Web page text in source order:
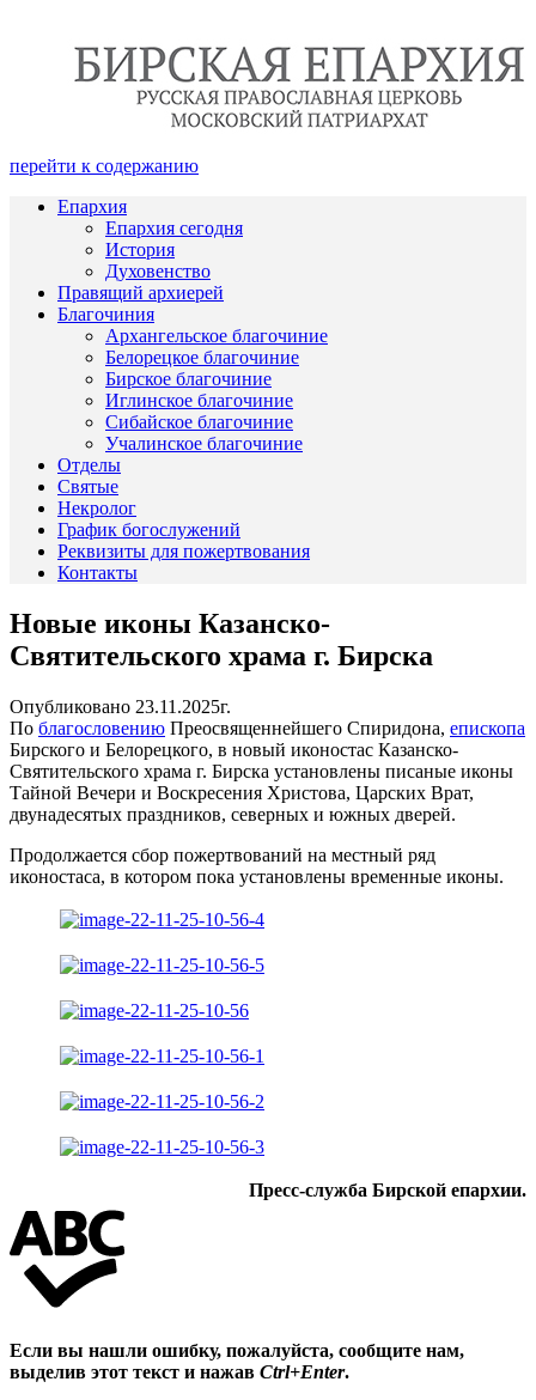
перейти к содержанию
Епархия
Епархия сегодня
История
Духовенство
Правящий архиерей
Благочиния
Архангельское благочиние
Белорецкое благочиние
Бирское благочиние
Иглинское благочиние
Сибайское благочиние
Учалинское благочиние
Отделы
Святые
Некролог
График богослужений
Реквизиты для пожертвования
Контакты
Новые иконы Казанско-
Святительского храма г. Бирска
Опубликовано 23.11.2025г.
По благословению Преосвященнейшего Спиридона, епископа
Бирского и Белорецкого, в новый иконостас Казанско-
Святительского храма г. Бирска установлены писаные иконы
Тайной Вечери и Воскресения Христова, Царских Врат,
двунадесятых праздников, северных и южных дверей.
Продолжается сбор пожертвований на местный ряд
иконостаса, в котором пока установлены временные иконы.
Пресс-служба Бирской епархии.
Если вы нашли ошибку, пожалуйста, сообщите нам,
выделив этот текст и нажав Ctrl+Enter.